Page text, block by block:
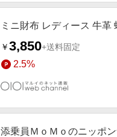
ミニ財布 レディース 牛
￥3,850+送料固定
2.5%
添乗員ＭｏＭｏのニッポ